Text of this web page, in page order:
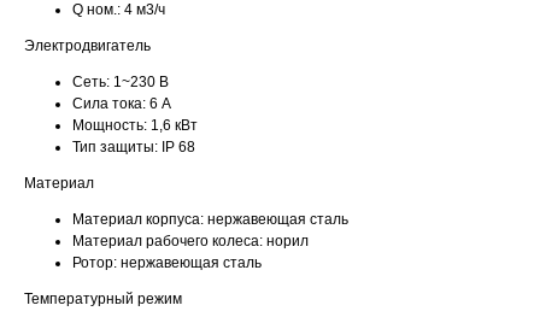
Q ном.: 4 м3/ч
Электродвигатель
Сеть: 1~230 В
Сила тока: 6 А
Мощность: 1,6 кВт
Тип защиты: IP 68
Материал
Материал корпуса: нержавеющая сталь
Материал рабочего колеса: норил
Ротор: нержавеющая сталь
Температурный режим